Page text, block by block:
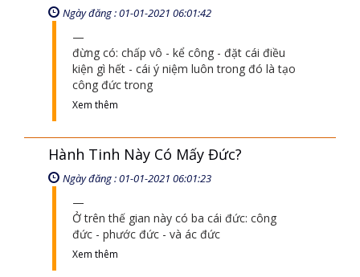
Ngày đăng : 01-01-2021 06:01:42
đừng có: chấp vô - kể công - đặt cái điều
kiện gì hết - cái ý niệm luôn trong đó là tạo
công đức trong
Xem thêm
Hành Tinh Này Có Mấy Đức?
Ngày đăng : 01-01-2021 06:01:23
Ở trên thế gian này có ba cái đức: công
đức - phước đức - và ác đức
Xem thêm